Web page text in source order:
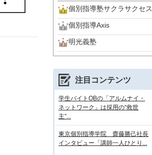
個別指導塾サクラサクセス
個別指導Axis
明光義塾
注目コンテンツ
学生バイトOBの「アルムナイ・
ネットワーク」は採用の“救世
主”...
東京個別指導学院 齋藤勝己社長
インタビュー「講師一人ひとり...